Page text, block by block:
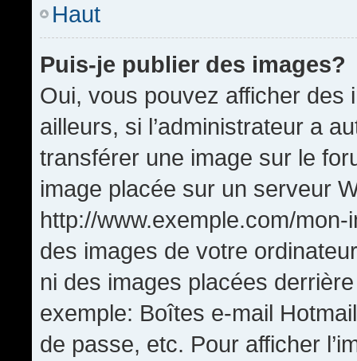
Haut
Puis-je publier des images?
Oui, vous pouvez afficher
ailleurs, si l’administrateur a
transférer une image sur le
image placée sur un serveur
http://www.exemple.com/
des images de votre
ni des images placées
exemple: Boîtes e-mail
de passe, etc. Pour afficher